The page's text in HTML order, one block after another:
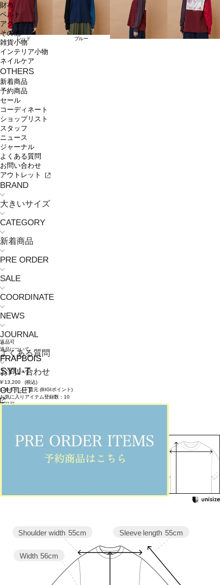
財布
ベルト
アクセサリ
その他
雑貨小物
インテリア小物
ネイルケア
OTHERS
新着商品
予約商品
セール
コーディネート
ショップリスト
スタッフ
ニュース
ジャーナル
よくある質問
お問い合わせ
アウトレット
BRAND
大きいサイズ
CATEGORY
新着商品
PRE ORDER
SALE
COORDINATE
NEWS
JOURNAL
よくある質問
お問い合わせ
OUTLET
レッド ブルー
返品可
返品について
FRAPBOIS
SYU-T
¥ 13,200
(税込)
120ポイント還元 (BIGIポイント)
お気に入りアイテム登録数： 10
返品可
158cm 51kgRecommended
1
Sleeve length 55cm
Width 56cm
Shoulder width 55cm